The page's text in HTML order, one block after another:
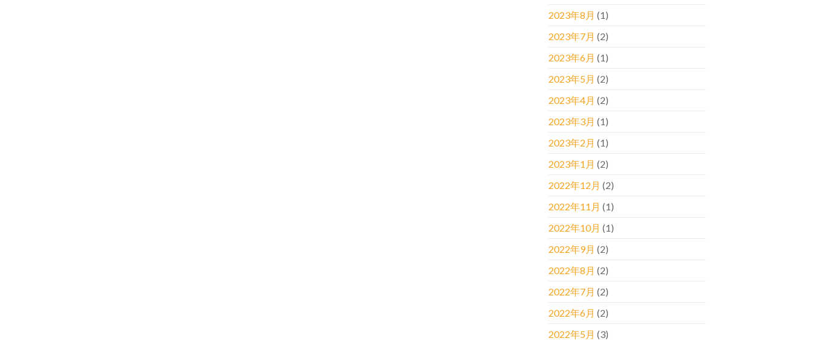
2023年8月 (1)
2023年7月 (2)
2023年6月 (1)
2023年5月 (2)
2023年4月 (2)
2023年3月 (1)
2023年2月 (1)
2023年1月 (2)
2022年12月 (2)
2022年11月 (1)
2022年10月 (1)
2022年9月 (2)
2022年8月 (2)
2022年7月 (2)
2022年6月 (2)
2022年5月 (3)